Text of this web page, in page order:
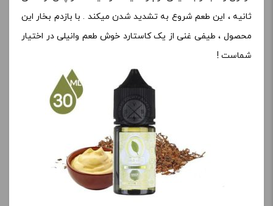
ثانیه ، این طعم شروع به تشدید شدن میکند . با بازدم بخار این
محصول ، طیفی غنی از یک کاستارد خوش طعم وانیلی در اختیار
شماست !